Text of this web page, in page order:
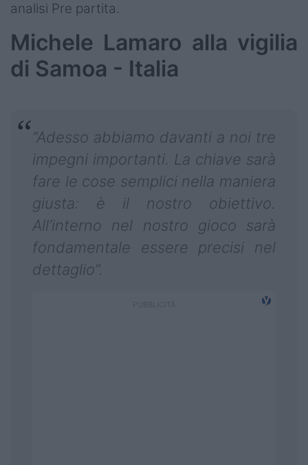
analisi Pre partita.
Michele Lamaro alla vigilia
di Samoa - Italia
“Adesso abbiamo davanti a noi tre
impegni importanti. La chiave sarà
fare le cose semplici nella maniera
giusta: è il nostro obiettivo.
All’interno nel nostro gioco sarà
fondamentale essere precisi nel
dettaglio”.